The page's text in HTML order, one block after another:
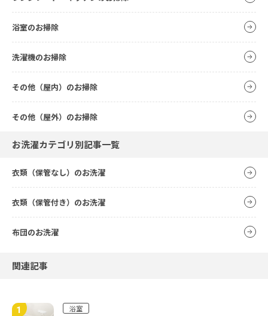
浴室のお掃除
洗濯機のお掃除
その他（屋内）のお掃除
その他（屋外）のお掃除
お洗濯カテゴリ別記事一覧
衣類（保管なし）のお洗濯
衣類（保管付き）のお洗濯
布団のお洗濯
関連記事
浴室